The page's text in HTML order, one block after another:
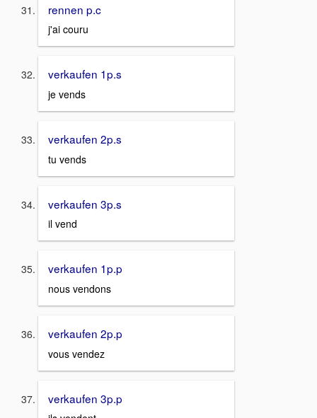
rennen p.c
j'ai couru
verkaufen 1p.s
je vends
verkaufen 2p.s
tu vends
verkaufen 3p.s
il vend
verkaufen 1p.p
nous vendons
verkaufen 2p.p
vous vendez
verkaufen 3p.p